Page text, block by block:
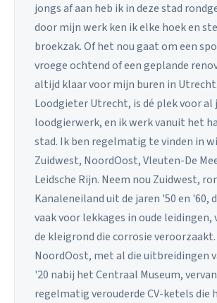
jongs af aan heb ik in deze stad
door mijn werk ken ik elke hoek en
broekzak. Of het nou gaat om een
vroege ochtend of een geplande
altijd klaar voor mijn buren in
Loodgieter Utrecht, is dé plek voor al
loodgierwerk, en ik werk vanuit het
stad. Ik ben regelmatig te vinden in
Zuidwest, NoordOost, Vleuten-De
Leidsche Rijn. Neem nou Zuidwest,
Kanaleneiland uit de jaren '50 en '60,
vaak voor lekkages in oude
de kleigrond die corrosie
NoordOost, met al die uitbreidingen
'20 nabij het Centraal Museum,
regelmatig verouderde CV-ketels die